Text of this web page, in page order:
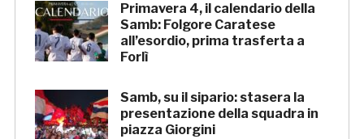
Primavera 4, il calendario della
Samb: Folgore Caratese
all’esordio, prima trasferta a
Forlì
Samb, su il sipario: stasera la
presentazione della squadra in
piazza Giorgini